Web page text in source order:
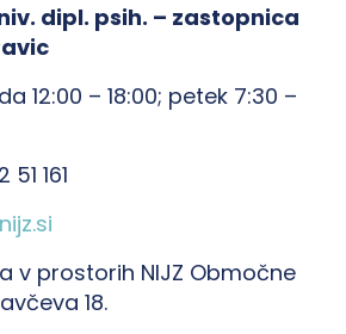
dipl. psih. – zastopnica
12:00 – 18:00; petek 7:30 –
161
v prostorih NIJZ Območne
18.